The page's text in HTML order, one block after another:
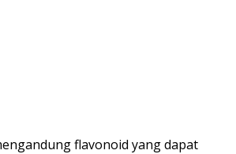
flavonoid yang dapat